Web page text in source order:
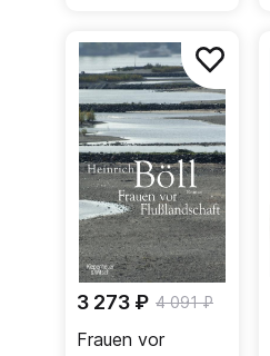
3 273 ₽ 4 091 ₽
Frauen vor